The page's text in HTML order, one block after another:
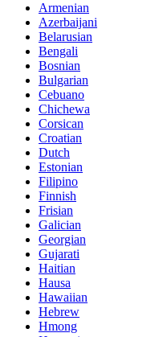
Armenian
Azerbaijani
Belarusian
Bengali
Bosnian
Bulgarian
Cebuano
Chichewa
Corsican
Croatian
Dutch
Estonian
Filipino
Finnish
Frisian
Galician
Georgian
Gujarati
Haitian
Hausa
Hawaiian
Hebrew
Hmong